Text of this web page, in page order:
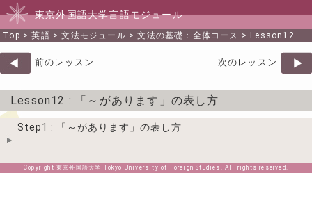
東京外国語大学言語モジュール
Top >英語 >文法モジュール >文法の基礎：全体コース > Lesson12
前のレッスン 次のレッスン
Lesson12 : 「～があります」の表し方
Step1 : 「～があります」の表し方
Copyright 東京外国語大学 Tokyo University of Foreign Studies. All rights reserved.